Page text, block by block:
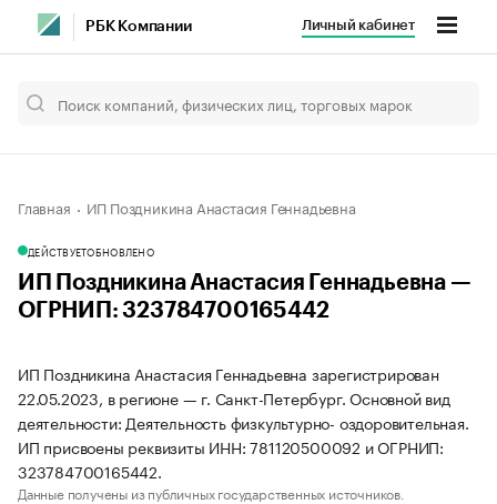
РБК Компании Личный кабинет
Главная ИП Поздникина Анастасия Геннадьевна
ДЕЙСТВУЕТОБНОВЛЕНО
ИП Поздникина Анастасия Геннадьевна —
ОГРНИП: 323784700165442
ИП Поздникина Анастасия Геннадьевна зарегистрирован
22.05.2023, в регионе — г. Санкт-Петербург. Основной вид
деятельности: Деятельность физкультурно- оздоровительная.
ИП присвоены реквизиты ИНН: 781120500092 и ОГРНИП:
323784700165442.
Данные получены из публичных государственных источников.